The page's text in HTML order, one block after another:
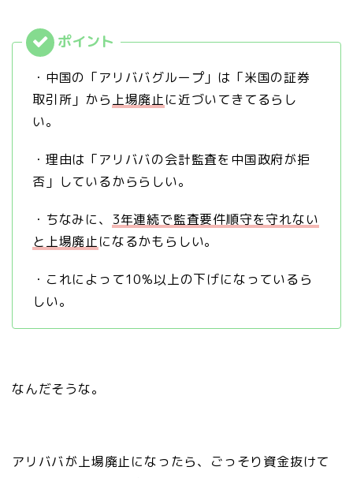
・中国の「アリババグループ」は「米国の証券
取引所」から 上場廃止に近づいてきてるらし
い。
・理由は「アリババの会計監査を中国政府が拒
否」しているかららしい。
・ちなみに、 3年連続で監査要件順守を守れない
と上場廃止になるかもらしい。
・これによって10%以上の下げになっているら
しい。
なんだそうな。
アリババが上場廃止になったら、ごっそり資金抜けて